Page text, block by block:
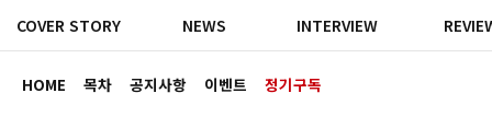
HOME 목차 공지사항 이벤트 정기구독
COVER STORY NEWS INTERVIEW